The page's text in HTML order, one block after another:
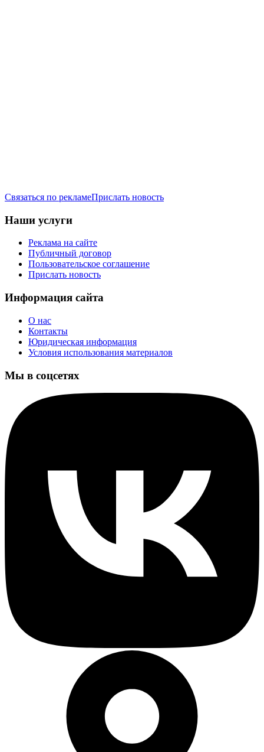
Связаться по рекламеПрислать новость
Наши услуги
Реклама на сайте
Публичный договор
Пользовательское соглашение
Прислать новость
Информация сайта
О нас
Контакты
Юридическая информация
Условия использования материалов
Мы в соцсетях